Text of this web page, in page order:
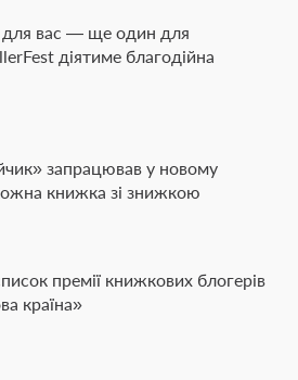
вас — ще один для
діятиме благодійна
запрацював у новому
книжка зі знижкою
премії книжкових блогерів
країна»